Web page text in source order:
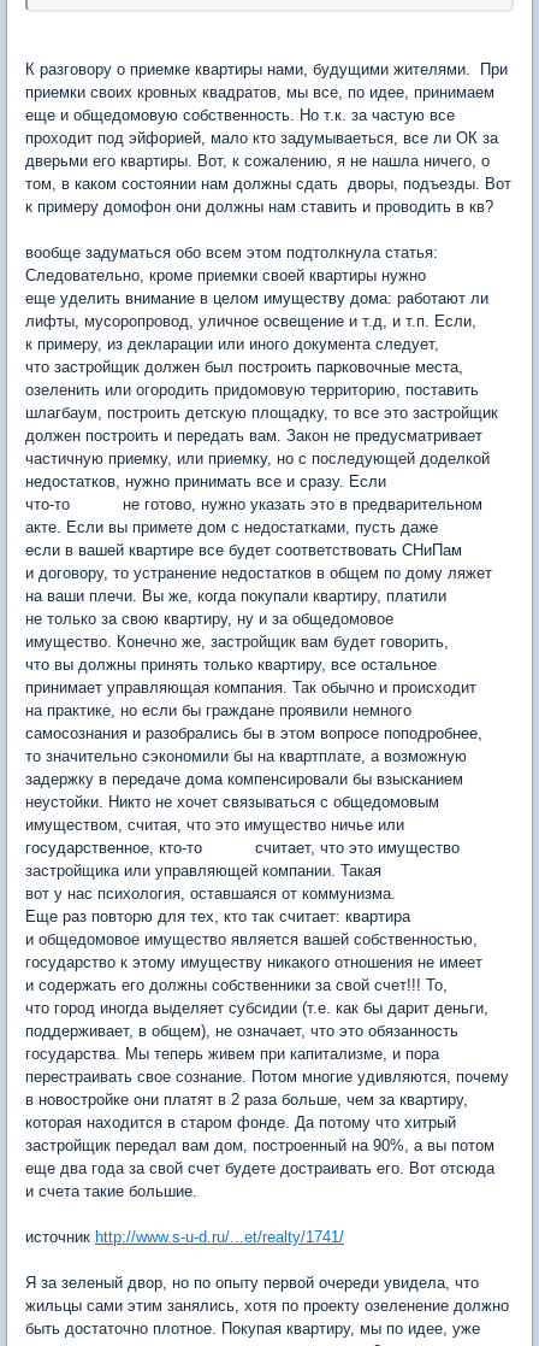
К разговору о приемке квартиры нами, будущими жителями. При
приемки своих кровных квадратов, мы все, по идее, принимаем
еще и общедомовую собственность. Но т.к. за частую все
проходит под эйфорией, мало кто задумываеться, все ли ОК за
дверьми его квартиры. Вот, к сожалению, я не нашла ничего, о
том, в каком состоянии нам должны сдать дворы, подъезды. Вот
к примеру домофон они должны нам ставить и проводить в кв?
вообще задуматься обо всем этом подтолкнула статья:
Следовательно, кроме приемки своей квартиры нужно
еще уделить внимание в целом имуществу дома: работают ли
лифты, мусоропровод, уличное освещение и т.д, и т.п. Если,
к примеру, из декларации или иного документа следует,
что застройщик должен был построить парковочные места,
озеленить или огородить придомовую территорию, поставить
шлагбаум, построить детскую площадку, то все это застройщик
должен построить и передать вам. Закон не предусматривает
частичную приемку, или приемку, но с последующей доделкой
недостатков, нужно принимать все и сразу. Если
что-то не готово, нужно указать это в предварительном
акте. Если вы примете дом с недостатками, пусть даже
если в вашей квартире все будет соответствовать СНиПам
и договору, то устранение недостатков в общем по дому ляжет
на ваши плечи. Вы же, когда покупали квартиру, платили
не только за свою квартиру, ну и за общедомовое
имущество. Конечно же, застройщик вам будет говорить,
что вы должны принять только квартиру, все остальное
принимает управляющая компания. Так обычно и происходит
на практике, но если бы граждане проявили немного
самосознания и разобрались бы в этом вопросе поподробнее,
то значительно сэкономили бы на квартплате, а возможную
задержку в передаче дома компенсировали бы взысканием
неустойки. Никто не хочет связываться с общедомовым
имуществом, считая, что это имущество ничье или
государственное, кто-то считает, что это имущество
застройщика или управляющей компании. Такая
вот у нас психология, оставшаяся от коммунизма.
Еще раз повторю для тех, кто так считает: квартира
и общедомовое имущество является вашей собственностью,
государство к этому имуществу никакого отношения не имеет
и содержать его должны собственники за свой счет!!! То,
что город иногда выделяет субсидии (т.е. как бы дарит деньги,
поддерживает, в общем), не означает, что это обязанность
государства. Мы теперь живем при капитализме, и пора
перестраивать свое сознание. Потом многие удивляются, почему
в новостройке они платят в 2 раза больше, чем за квартиру,
которая находится в старом фонде. Да потому что хитрый
застройщик передал вам дом, построенный на 90%, а вы потом
еще два года за свой счет будете достраивать его. Вот отсюда
и счета такие большие.
источник http://www.s-u-d.ru/...et/realty/1741/
Я за зеленый двор, но по опыту первой очереди увидела, что
жильцы сами этим занялись, хотя по проекту озеленение должно
быть достаточно плотное. Покупая квартиру, мы по идее, уже